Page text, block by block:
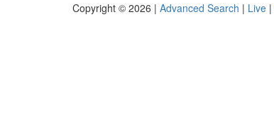
Copyright © 2026 | Advanced Search | Live |